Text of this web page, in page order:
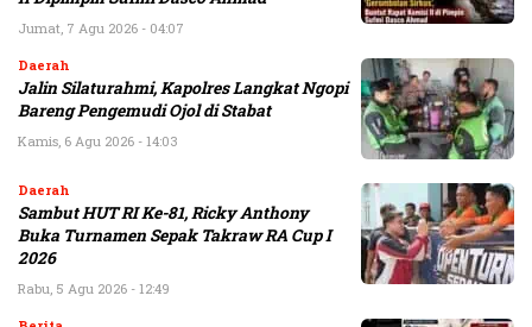
Jumat, 7 Agu 2026 - 04:07
Daerah
Jalin Silaturahmi, Kapolres Langkat Ngopi
Bareng Pengemudi Ojol di Stabat
Kamis, 6 Agu 2026 - 14:03
Daerah
Sambut HUT RI Ke-81, Ricky Anthony
Buka Turnamen Sepak Takraw RA Cup I
2026
Rabu, 5 Agu 2026 - 12:49